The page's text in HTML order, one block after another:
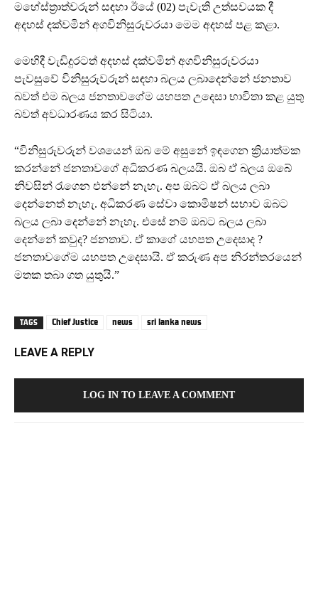
මහේස්ත්‍රාත්වරුන් සඳහා ඊයේ (02) පැවැති උත්සවයක දී
අදහස් දක්වමින් අගවිනිසුරුවරයා මෙම අදහස් පළ කළා.
මෙහිදී වැඩිදුරටත් අදහස් දක්වමින් අගවිනිසුරුවරයා
පැවසුවේ විනිසුරුවරුන් සඳහා බලය ලබාදෙන්නේ ජනතාව
බවත් එම බලය ජනතාවගේම යහපත උදෙසා භාවිතා කළ යුතු
බවත් අවධාරණය කර සිටියා.
“විනිසුරුවරුන් වශයෙන් ඔබ මේ අසුනේ ඉඳගෙන ක්‍රියාත්මක
කරන්නේ ජනතාවගේ අධිකරණ බලයයි. ඔබ ඒ බලය ඔබේ
නිවසින් රැගෙන එන්නේ නැහැ. අප ඔබට ඒ බලය ලබා
දෙන්නෙත් නැහැ. අධිකරණ සේවා කොමිෂන් සභාව ඔබට
බලය ලබා දෙන්නේ නැහැ. එසේ නම් ඔබට බලය ලබා
දෙන්නේ කවුද? ජනතාව. ඒ කාගේ යහපත උදෙසාද ?
ජනතාවගේම යහපත උදෙසායි. ඒ කරුණ අප නිරන්තරයෙන්
මතක තබා ගත යුතුයි.”
TAGS Chief Justice news sri lanka news
LEAVE A REPLY
LOG IN TO LEAVE A COMMENT